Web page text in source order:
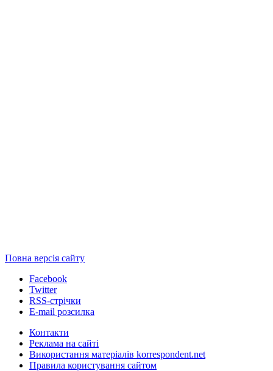
Повна версія сайту
Facebook
Twitter
RSS-стрічки
E-mail розсилка
Контакти
Реклама на сайті
Використання матеріалів korrespondent.net
Правила користування сайтом